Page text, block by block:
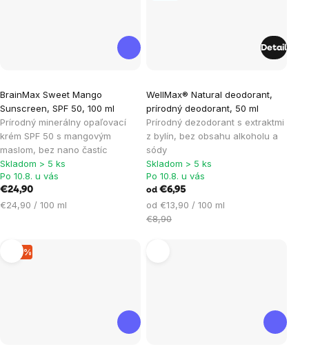
BrainMax Sweet Mango
Sunscreen, SPF 50, 100 ml
Prírodný minerálny opaľovací
krém SPF 50 s mangovým
maslom, bez nano častíc
hodnotenie
produktu
je
5,0
z
5
hviezdičiek.
Skladom > 5 ks
Po 10.8. u vás
€24,90
Jednotková
€24,90 / 100 ml
WellMax® Natural deodorant,
prírodný deodorant, 50 ml
Prírodný dezodorant s extraktmi
z bylín, bez obsahu alkoholu a
sódy
hodnotenie
produktu
je
5,0
z
hviezdičiek.
Skladom > 5 ks
Po 10.8. u vás
od €6,95
Jednotková
cena:
od €13,90 / 100 ml
€8,90
Detail
–19 %